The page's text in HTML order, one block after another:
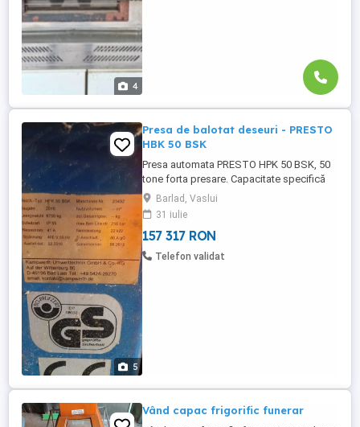
4
5
Presa de balotat deseuri - PRESTO
HBK 50 BSK
Presa automata PRESTO HPK 50 BSK, 50
tone forta presare. Capacitate specifică
de presare 65 N cm Putere de acționare 22
kW Putere consumată 80 A Ore de
funcționare 12363 h Secțiune transversală
canal 1100 x 700 mm Dimensiuni canal de
alimentare 1050 x 1250 mm Volum de
Barlad, Vaslui
31 iulie
157 317 RON
Telefon validat
Vând capac frigorific funerar